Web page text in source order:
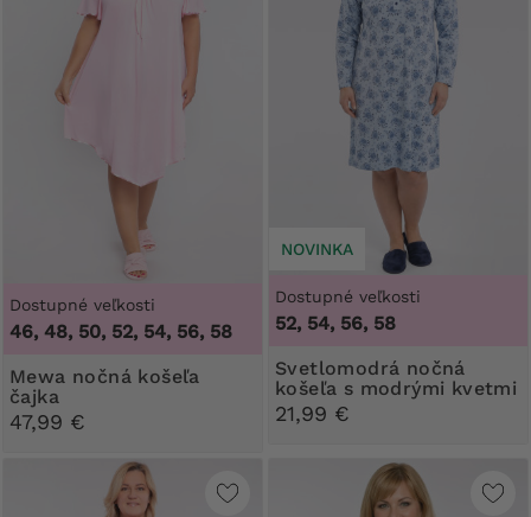
Dostupné veľkosti
46, 48, 50, 52, 54, 56, 58
Mewa nočná košeľa
čajka
47,99 €
NOVINKA
Dostupné veľkosti
52, 54, 56, 58
Svetlomodrá nočná
košeľa s modrými kvetmi
21,99 €